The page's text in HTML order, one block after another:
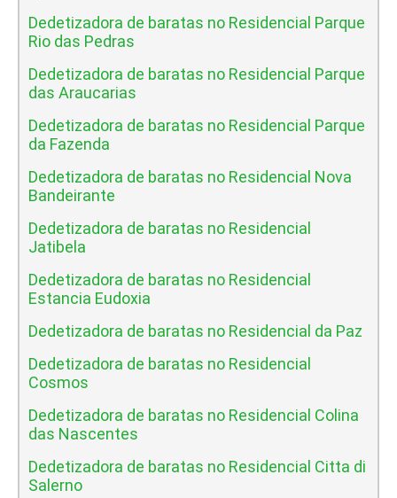
Dedetizadora de baratas no Residencial Parque
Rio das Pedras
Dedetizadora de baratas no Residencial Parque
das Araucarias
Dedetizadora de baratas no Residencial Parque
da Fazenda
Dedetizadora de baratas no Residencial Nova
Bandeirante
Dedetizadora de baratas no Residencial
Jatibela
Dedetizadora de baratas no Residencial
Estancia Eudoxia
Dedetizadora de baratas no Residencial da Paz
Dedetizadora de baratas no Residencial
Cosmos
Dedetizadora de baratas no Residencial Colina
das Nascentes
Dedetizadora de baratas no Residencial Citta di
Salerno